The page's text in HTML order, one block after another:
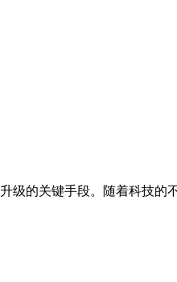
升级的关键手段。随着科技的